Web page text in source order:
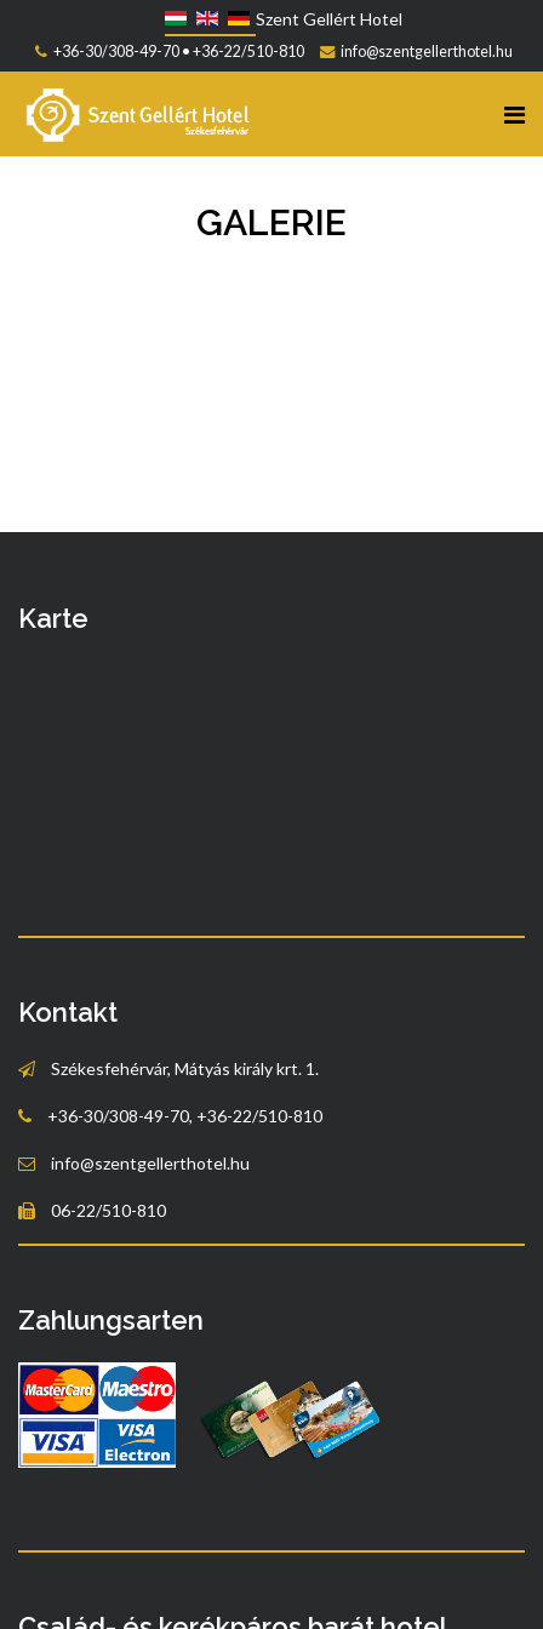
Szent Gellért Hotel
+36-30/308-49-70 • +36-22/510-810 info@szentgellerthotel.hu
GALERIE
Karte
Kontakt
Székesfehérvár, Mátyás király krt. 1.
+36-30/308-49-70, +36-22/510-810
info@szentgellerthotel.hu
06-22/510-810
Zahlungsarten